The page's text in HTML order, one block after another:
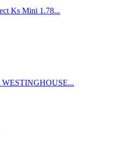
Ks Mini 1.78...
WESTINGHOUSE...